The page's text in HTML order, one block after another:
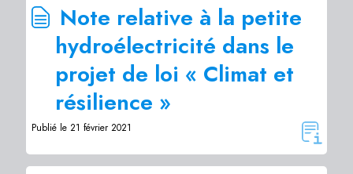
Note relative à la petite
hydroélectricité dans le
projet de loi « Climat et
résilience »
Publié le 21 février 2021